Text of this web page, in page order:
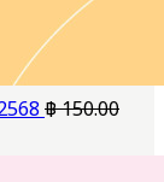
฿150.00